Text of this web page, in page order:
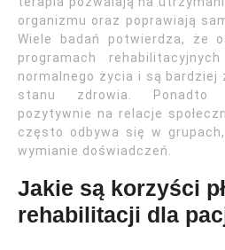
organizmu oraz poprawiają
Wiele badań potwierdza, że
programach
normalnego życia i są bardziej
stanu zdrowia. Ponadto
pozytywnie na relacje
często odbywa się w
wymianie doświadczeń.
Jakie są korzyści
rehabilitacji dla